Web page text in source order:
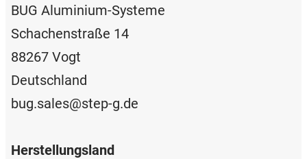
BUG Aluminium-Systeme
Schachenstraße 14
88267 Vogt
Deutschland
bug.sales@step-g.de
Herstellungsland